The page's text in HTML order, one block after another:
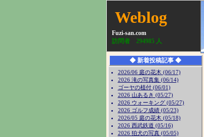
Weblog
Fuzi-san.com
訪問者 294985人
◆ 新着投稿記事 ◆
2026/06 庭の花木 (06/17)
2026 滝の写真集 (06/14)
ゴーヤの植付 (06/01)
2026 山あるき (05/27)
2026 ウォーキング (05/27)
2026 ゴルフ成績 (05/23)
2026/05 庭の花木 (05/18)
2026 西武鉄道 (05/16)
2026 狛犬の写真 (05/05)